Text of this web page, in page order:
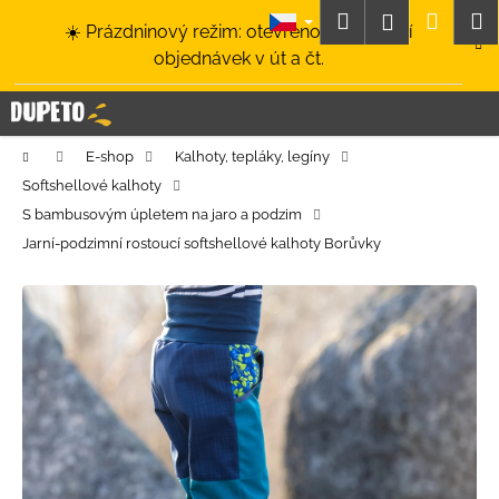
☀️ Prázdninový režim: otevřeno a odesílání
objednávek v út a čt.
HledatPřihlášení
Domů E-shop
Kalhoty, tepláky, legíny
Softshellové kalhoty
S bambusovým úpletem na jaro a podzim
Jarní-podzimní rostoucí softshellové kalhoty Borůvky
í
k C
o
p
o
t
e
b
u
j
e
t
e